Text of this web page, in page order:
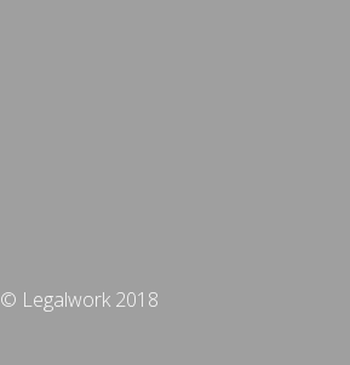
© Legalwork 2018